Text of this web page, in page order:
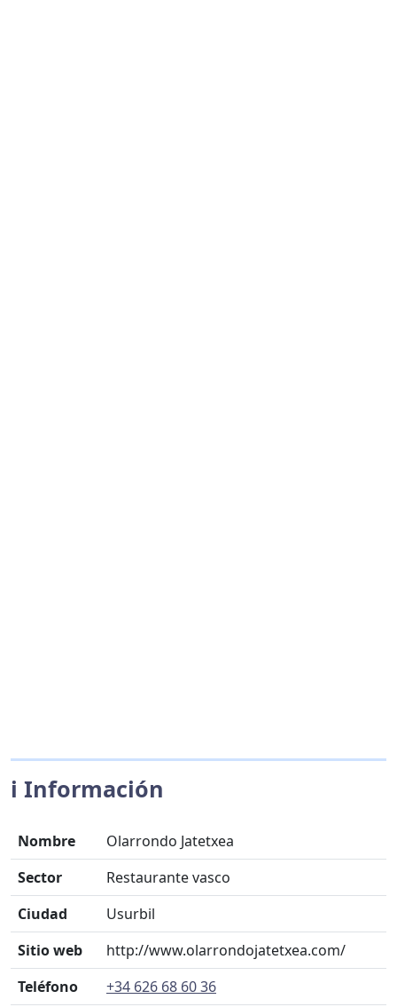
ℹ️ Información
Nombre
Olarrondo Jatetxea
Sector
Restaurante vasco
Ciudad
Usurbil
Sitio web
http://www.olarrondojatetxea.com/
Teléfono
+34 626 68 60 36